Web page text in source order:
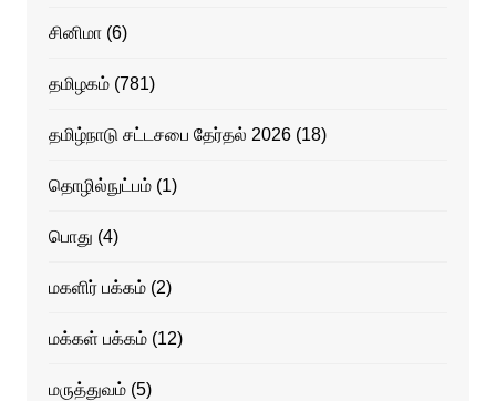
சினிமா(6)
தமிழகம்(781)
தமிழ்நாடு சட்டசபை தேர்தல் 2026(18)
தொழில்நுட்பம்(1)
பொது (4)
மகளிர் பக்கம்(2)
மக்கள் பக்கம்(12)
மருத்துவம்(5)